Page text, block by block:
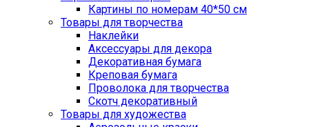
Картины по номерам 40*50 см
Товары для творчества
Наклейки
Аксессуары для декора
Декоративная бумага
Креповая бумага
Проволока для творчества
Скотч декоративный
Товары для художества